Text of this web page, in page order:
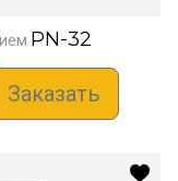
PN-32
Заказать